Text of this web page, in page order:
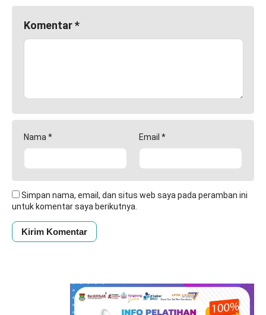
Komentar*
Nama * Email *
Simpan nama, email, dan situs web saya pada peramban ini
untuk komentar saya berikutnya.